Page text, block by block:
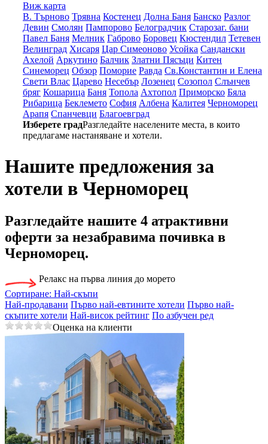
Виж карта
В. Търново Трявна Костенец Долна Баня Банско Разлог
Девин Смолян Пампорово Белоградчик Старозаг. бани
Павел Баня Мелник Габрово Боровец Кюстендил Тетевен
Велинград Хисаря Цар Симеоново Усойка Сандански
Ахелой Аркутино Балчик Златни Пясъци Китен
Синеморец Обзор Поморие Равда Св.Константин и Елена
Свети Влас Царево Несебър Лозенец Созопол Слънчев
бряг Кошарица Баня Топола Ахтопол Приморско Бяла
Рибарица Беклемето София Албена Калитея Черноморец
Арапя Спанчевци Благоевград
Изберете градРазгледайте населените места, в които
предлагаме настаняване и хотели.
Нашите предложения за
хотели в Черноморец
Разгледайте нашите 4 атрактивни
оферти за незабравима почивка в
Черноморец.
Сортиране: Най-скъпи
Най-продавани Първо най-евтините хотели Първо най-
скъпите хотели Най-висок рейтинг По азбучен ред
Релакс на първа линия до морето
Оценка на клиенти